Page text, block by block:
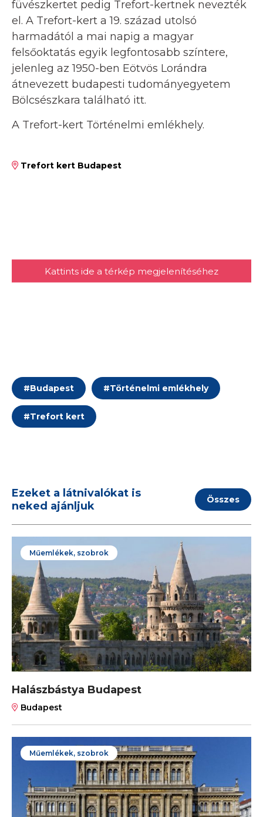
füvészkertet pedig Trefort-kertnek nevezték
el. A Trefort-kert a 19. század utolsó
harmadától a mai napig a magyar
felsőoktatás egyik legfontosabb színtere,
jelenleg az 1950-ben Eötvös Lorándra
átnevezett budapesti tudományegyetem
Bölcsészkara található itt.
A Trefort-kert Történelmi emlékhely.
Trefort kert Budapest
Kattints ide a térkép megjelenítéséhez
#Budapest #Történelmi emlékhely
#Trefort kert
Ezeket a látnivalókat is
neked ajánljuk
Összes
Műemlékek, szobrok
Halászbástya Budapest
Budapest
Műemlékek, szobrok